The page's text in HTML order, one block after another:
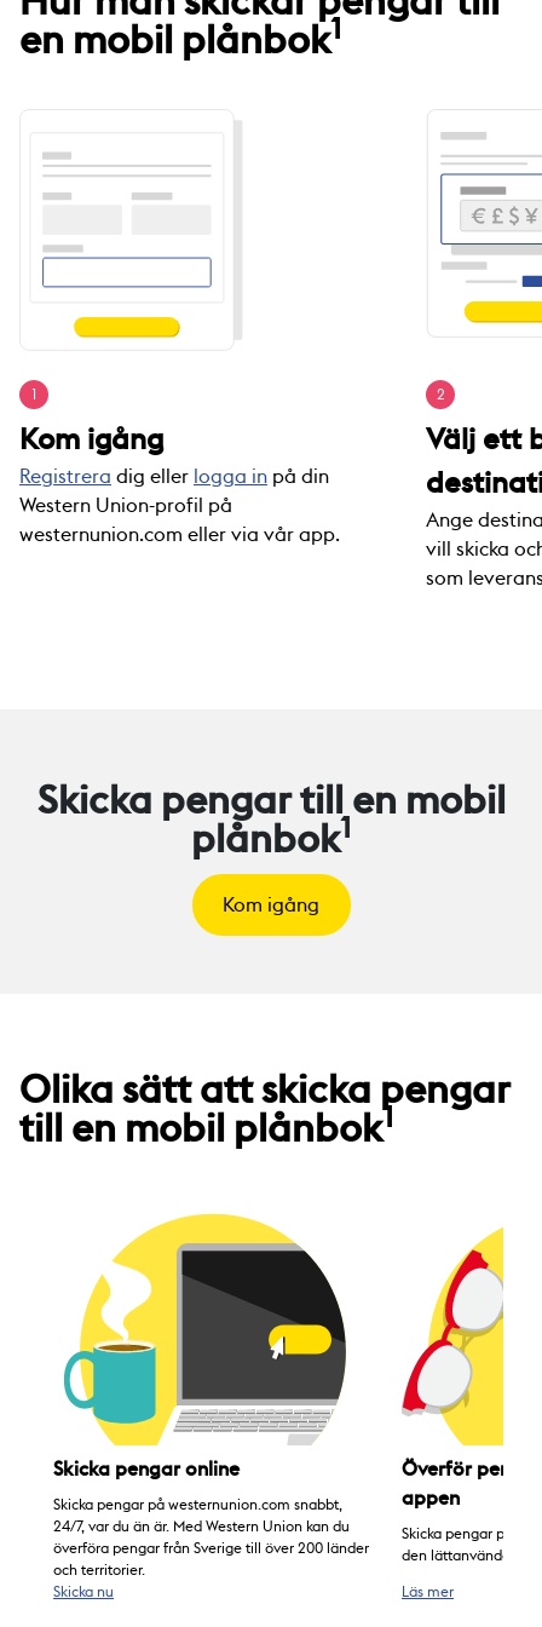
en mobil plånbok1
Kom igång
Registrera dig eller logga in på din
Western Union-profil på
westernunion.com eller via vår app.
2
Välj ett
Ange
vill skicka
som
Skicka pengar till en mobil
plånbok1
Kom igång
Olika sätt att skicka pengar
till en mobil plånbok1
Skicka pengar online
Skicka pengar på westernunion.com snabbt,
24/7, var du än är. Med Western Union kan du
överföra pengar från Sverige till över 200 länder
och territorier.
Skicka nu
Överför
appen
Skicka pengar på
den lättanvända
Läs mer